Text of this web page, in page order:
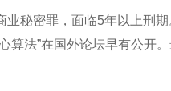
秘密罪，面临5年以上刑
算法”在国外论坛早有公开